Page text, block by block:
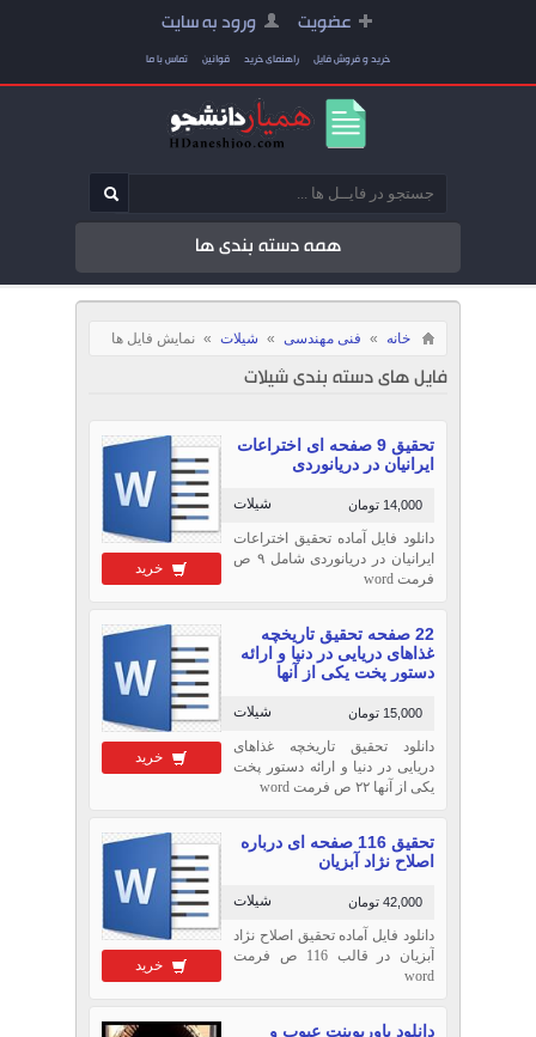
عضویت ورود به سایت
خرید و فروش فایل راهنمای خرید قوانین تماس با ما
همه دسته بندی ها
خانه » فنی مهندسی » شیلات » نمایش فایل ها
فایل های دسته بندی شیلات
خرید
تحقیق 9 صفحه ای اختراعات
ایرانیان در دریانوردی
شیلات 14,000 تومان
دانلود فایل آماده تحقیق اختراعات
ایرانیان در دریانوردی شامل ۹ ص
فرمت word
خرید
22 صفحه تحقیق تاریخچه
غذاهای دریایی در دنیا و ارائه
دستور پخت یکی از آنها
شیلات 15,000 تومان
دانلود تحقیق تاریخچه غذاهای
دریایی در دنیا و ارائه دستور پخت
یکی از آنها ۲۲ ص فرمت word
خرید
تحقیق 116 صفحه ای درباره
اصلاح نژاد آبزيان
شیلات 42,000 تومان
دانلود فایل آماده تحقیق اصلاح نژاد
آبزيان در قالب 116 ص فرمت
word
دانلود پاورپوینت عیوب و